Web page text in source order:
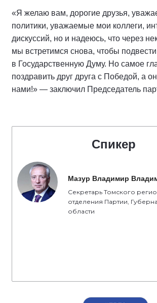
«Я желаю вам, дорогие друзья,
политики, уважаемые мои коллеги,
дискуссий, но и надеюсь, что через
мы встретимся снова, чтобы
в Государственную Думу. Но самое
поздравить друг друга с Победой, а
нами!» — заключил Председатель
Спикер
Мазур Владимир
Секретарь Томского
отделения Партии,
области